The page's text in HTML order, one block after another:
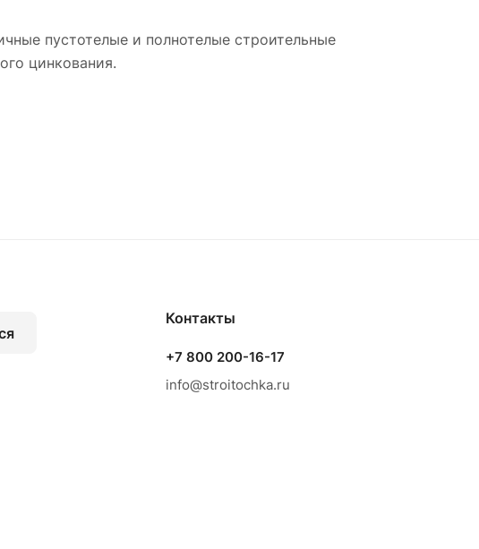
пустотелые и полнотелые строительные
цинкования.
Контакты
+7 800 200-16-17
info@stroitochka.ru